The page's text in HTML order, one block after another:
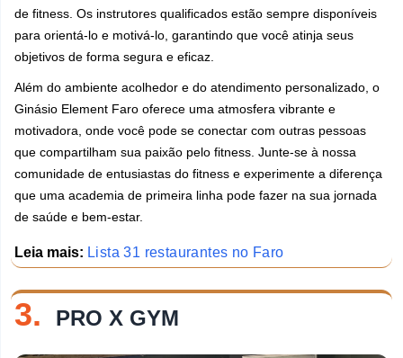
de fitness. Os instrutores qualificados estão sempre disponíveis
para orientá-lo e motivá-lo, garantindo que você atinja seus
objetivos de forma segura e eficaz.
Além do ambiente acolhedor e do atendimento personalizado, o
Ginásio Element Faro oferece uma atmosfera vibrante e
motivadora, onde você pode se conectar com outras pessoas
que compartilham sua paixão pelo fitness. Junte-se à nossa
comunidade de entusiastas do fitness e experimente a diferença
que uma academia de primeira linha pode fazer na sua jornada
de saúde e bem-estar.
Leia mais: Lista 31 restaurantes no Faro
3. PRO X GYM